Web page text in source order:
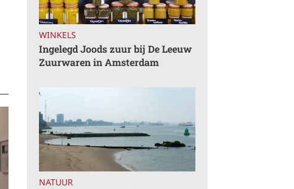
WINKELS
Ingelegd Joods zuur bij De Leeuw
Zuurwaren in Amsterdam
NATUUR